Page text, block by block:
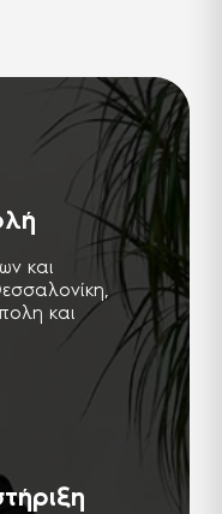
και
και